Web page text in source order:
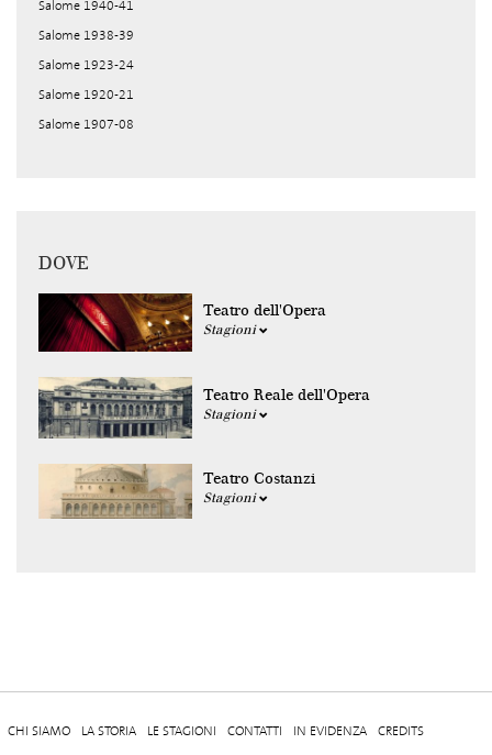
Salome 1940-41
Salome 1938-39
Salome 1923-24
Salome 1920-21
Salome 1907-08
DOVE
Teatro dell'Opera
Stagioni
Teatro Reale dell'Opera
Stagioni
Teatro Costanzi
Stagioni
CHI SIAMO LA STORIA LE STAGIONI CONTATTI IN EVIDENZA CREDITS